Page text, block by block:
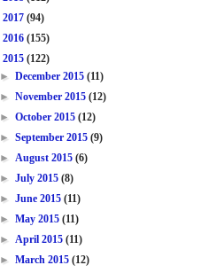
2017 (94)
2016 (155)
2015 (122)
►December 2015(11)
►November 2015(12)
►October 2015(12)
►September 2015(9)
►August 2015(6)
►July 2015(8)
►June 2015(11)
►May 2015(11)
►April 2015(11)
►March 2015(12)